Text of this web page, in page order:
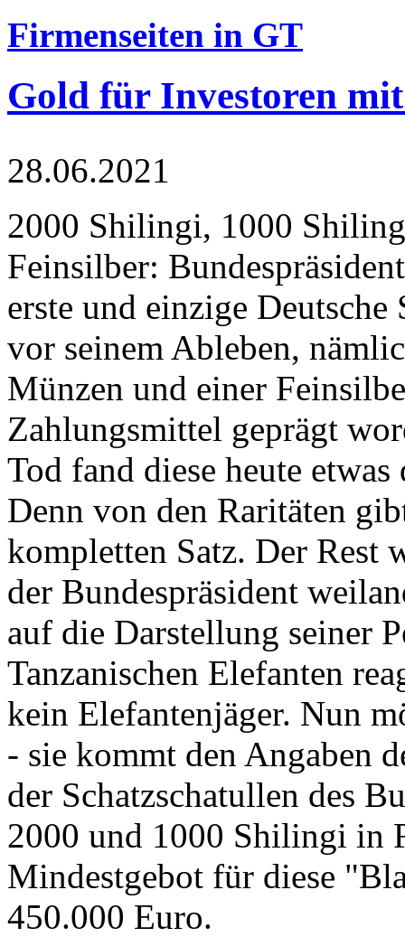
Firmenseiten in GT
Gold für Investoren
28.06.2021
2000 Shilingi, 1000
Feinsilber:
erste und einzige Deutsche
vor seinem Ableben,
Münzen und einer
Zahlungsmittel geprägt
Tod fand diese heute
Denn von den Raritäten
kompletten Satz. Der Rest
der Bundespräsident
auf die Darstellung seiner
Tanzanischen Elefanten
kein Elefantenjäger. Nun
- sie kommt den Angaben
der Schatzschatullen des
2000 und 1000 Shilingi in
Mindestgebot für diese
450.000 Euro.